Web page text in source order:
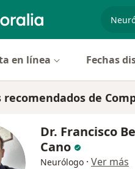
en línea Fechas
de
Dr. Francisco
Cano
Neurólogo · Ver más